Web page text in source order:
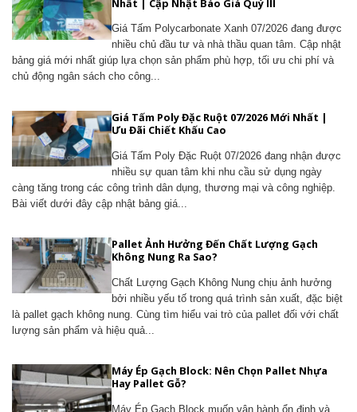
Nhất | Cập Nhật Báo Giá Quý III
Giá Tấm Polycarbonate Xanh 07/2026 đang được
nhiều chủ đầu tư và nhà thầu quan tâm. Cập nhật
bảng giá mới nhất giúp lựa chọn sản phẩm phù hợp, tối ưu chi phí và
chủ động ngân sách cho công...
Giá Tấm Poly Đặc Ruột 07/2026 Mới Nhất |
Ưu Đãi Chiết Khấu Cao
Giá Tấm Poly Đặc Ruột 07/2026 đang nhận được
nhiều sự quan tâm khi nhu cầu sử dụng ngày
càng tăng trong các công trình dân dụng, thương mại và công nghiệp.
Bài viết dưới đây cập nhật bảng giá...
Pallet Ảnh Hưởng Đến Chất Lượng Gạch
Không Nung Ra Sao?
Chất Lượng Gạch Không Nung chịu ảnh hưởng
bởi nhiều yếu tố trong quá trình sản xuất, đặc biệt
là pallet gạch không nung. Cùng tìm hiểu vai trò của pallet đối với chất
lượng sản phẩm và hiệu quả...
Máy Ép Gạch Block: Nên Chọn Pallet Nhựa
Hay Pallet Gỗ?
Máy Ép Gạch Block muốn vận hành ổn định và